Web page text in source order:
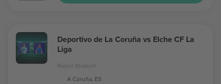
Deportivo de La Coruña vs Elche CF La
Liga
Riazor Stadium
A Coruña, ES